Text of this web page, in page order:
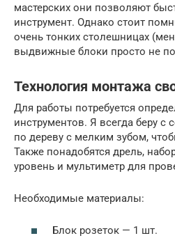
мастерских они позволяют
инструмент. Однако стоит
очень тонких столешницах
выдвижные блоки просто не
Технология монтажа
Для работы потребуется
инструментов. Я всегда беру с
по дереву с мелким зубом,
Также понадобятся дрель,
уровень и мультиметр для
Необходимые материалы:
Блок розеток — 1 шт.